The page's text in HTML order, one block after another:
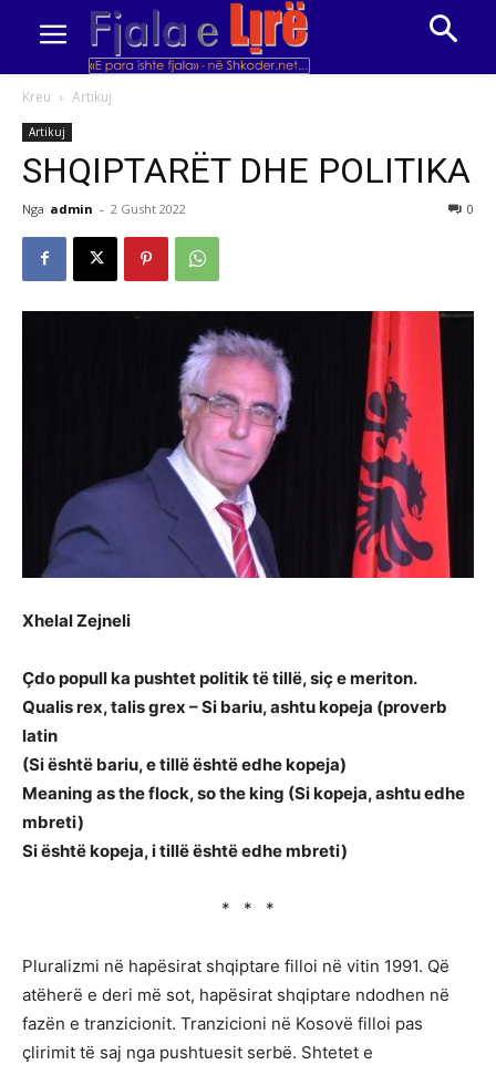
Kreu Artikuj
Artikuj
SHQIPTARËT DHE POLITIKA
Nga admin - 2 Gusht 2022 0
Xhelal Zejneli
Çdo popull ka pushtet politik të tillë, siç e meriton.
Qualis rex, talis grex – Si bariu, ashtu kopeja (proverb
latin
(Si është bariu, e tillë është edhe kopeja)
Meaning as the flock, so the king (Si kopeja, ashtu edhe
mbreti)
Si është kopeja, i tillë është edhe mbreti)
* * *
Pluralizmi në hapësirat shqiptare filloi në vitin 1991. Që
atëherë e deri më sot, hapësirat shqiptare ndodhen në
fazën e tranzicionit. Tranzicioni në Kosovë filloi pas
çlirimit të saj nga pushtuesit serbë. Shtetet e